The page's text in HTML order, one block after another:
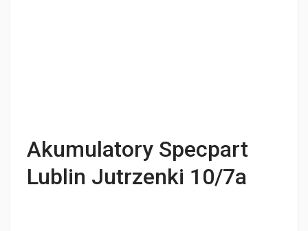
Akumulatory Specpart
Lublin Jutrzenki 10/7a